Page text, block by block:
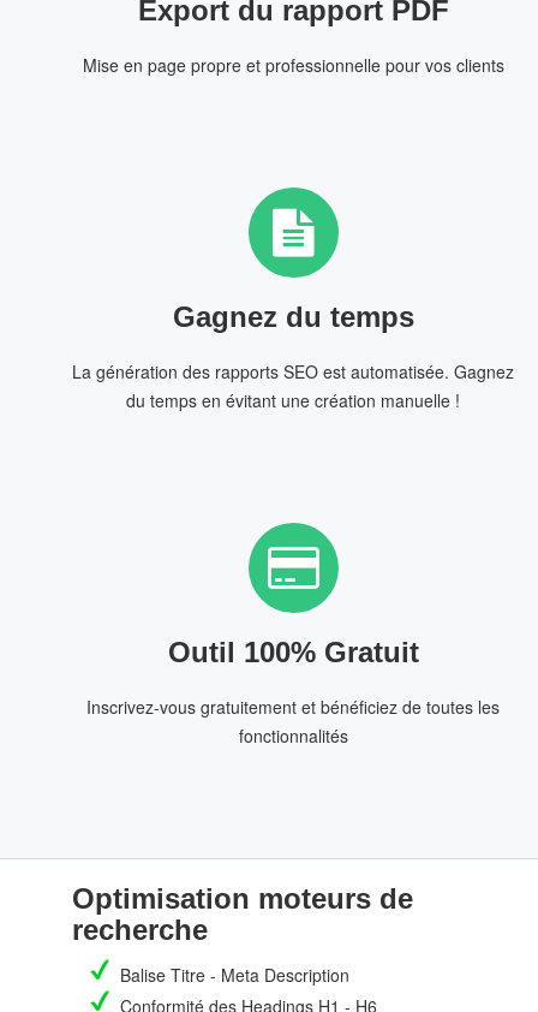
Export du rapport PDF
Mise en page propre et professionnelle pour vos clients
Gagnez du temps
La génération des rapports SEO est automatisée. Gagnez
du temps en évitant une création manuelle !
Outil 100% Gratuit
Inscrivez-vous gratuitement et bénéficiez de toutes les
fonctionnalités
Optimisation moteurs de
recherche
Balise Titre - Meta Description
Conformité des Headings H1 - H6